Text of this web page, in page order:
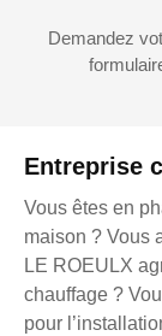
Entreprise
Vous êtes en
maison ? Vous
LE ROEULX
chauffage ?
pour
Demandez